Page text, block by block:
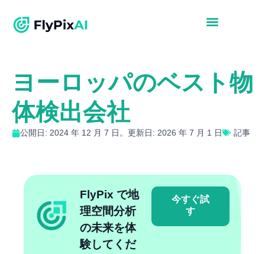
ヨーロッパのベスト物
体検出会社
公開日: 2024 年 12 月 7 日。更新日: 2026 年 7 月 1 日 記事
FlyPix で地
理空間分析
の未来を体
験してくだ
今すぐ試
す